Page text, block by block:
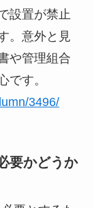
設置が禁止
。意外と見
や管理組合
です。
3496/
要かどうか